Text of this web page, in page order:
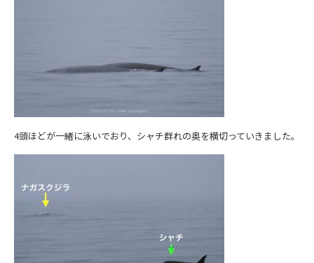
4頭ほどが一緒に泳いでおり、シャチ群れの奥を横切っていきました。